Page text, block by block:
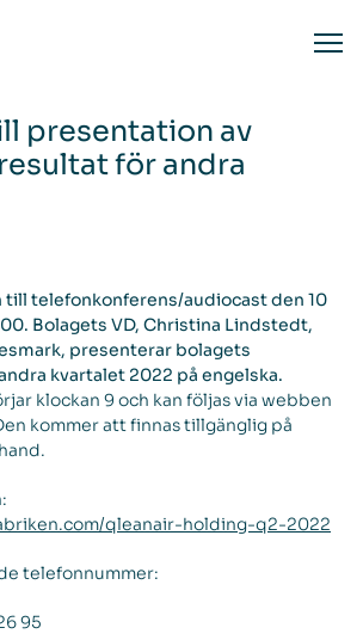
presentation av
för andra
till telefonkonferens/audiocast den 10
Bolagets VD, Christina Lindstedt,
presenterar bolagets
kvartalet 2022 på engelska.
klockan 9 och kan följas via webben
kommer att finnas tillgänglig på
qleanair-holding-q2-2022
telefonnummer:
95